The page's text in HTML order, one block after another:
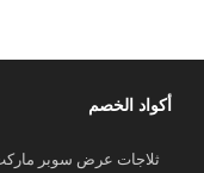
أكواد الخصم
ثلاجات عرض سوبر